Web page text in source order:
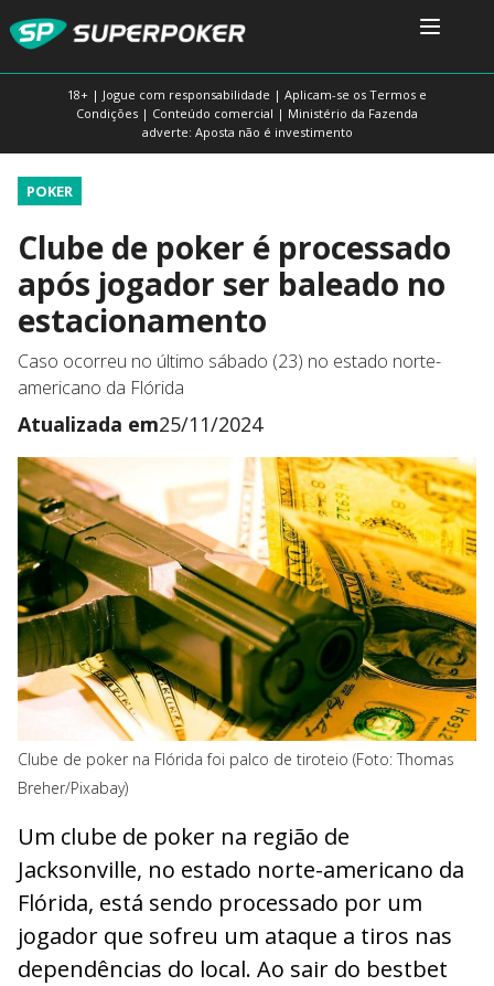
18+ | Jogue com responsabilidade | Aplicam-se os Termos e
Condições | Conteúdo comercial | Ministério da Fazenda
adverte: Aposta não é investimento
POKER
Clube de poker é processado
após jogador ser baleado no
estacionamento
Caso ocorreu no último sábado (23) no estado norte-
americano da Flórida
Atualizada em25/11/2024
Clube de poker na Flórida foi palco de tiroteio (Foto: Thomas
Breher/Pixabay)
Um clube de poker na região de
Jacksonville, no estado norte-americano da
Flórida, está sendo processado por um
jogador que sofreu um ataque a tiros nas
dependências do local. Ao sair do bestbet